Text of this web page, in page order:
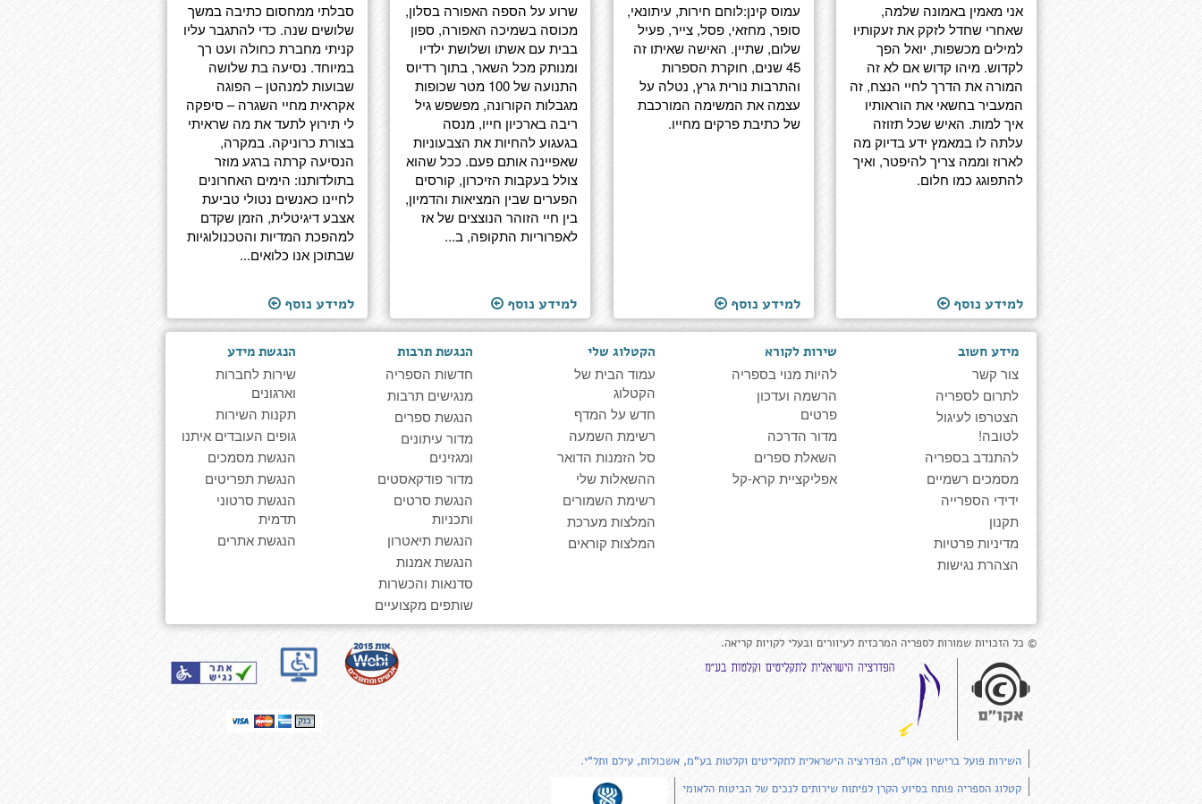
אני מאמין באמונה שלמה,
שאחרי שחדל לזקק את זעקותיו
למילים מכשפות, יואל הפך
לקדוש. מיהו קדוש אם לא זה
המורה את הדרך לחיי הנצח, זה
המעביר בחשאי את הוראותיו
איך למות. האיש שכל תזוזה
עלתה לו במאמץ ידע בדיוק מה
לארוז וממה צריך להיפטר, ואיך
להתפוגג כמו חלום.
למידע נוסף
עמוס קינן:לוחם חירות, עיתונאי,
סופר, מחזאי, פסל, צייר, פעיל
שלום, שתיין. האישה שאיתו זה
45 שנים, חוקרת הספרות
והתרבות נורית גרץ, נטלה על
עצמה את המשימה המורכבת
של כתיבת פרקים מחייו.
למידע נוסף
שרוע על הספה האפורה בסלון,
מכוסה בשמיכה האפורה, ספון
בבית עם אשתו ושלושת ילדיו
ומנותק מכל השאר, בתוך רדיוס
התנועה של 100 מטר שכופות
מגבלות הקורונה, מפשפש גיל
ריבה בארכיון חייו, מנסה
בגעגוע להחיות את הצבעוניות
שאפיינה אותם פעם. ככל שהוא
צולל בעקבות הזיכרון, קורסים
הפערים שבין המציאות והדמיון,
בין חיי הזוהר הנוצצים של אז
לאפרוריות התקופה, ב...
למידע נוסף
סבלתי ממחסום כתיבה במשך
שלושים שנה. כדי להתגבר עליו
קניתי מחברת כחולה ועט רך
במיוחד. נסיעה בת שלושה
שבועות למנהטן – הפוגה
אקראית מחיי השגרה – סיפקה
לי תירוץ לתעד את מה שראיתי
בצורת כרוניקה. במקרה,
הנסיעה קרתה ברגע מוזר
בתולדותנו: הימים האחרונים
לחיינו כאנשים נטולי טביעת
אצבע דיגיטלית, הזמן שקדם
למהפכת המדיות והטכנולוגיות
שבתוכן אנו כלואים...
למידע נוסף
מידע חשוב
צור קשר
לתרום לספריה
הצטרפו לעיגול
לטובה!
להתנדב בספריה
מסמכים רשמיים
ידידי הספרייה
תקנון
מדיניות פרטיות
הצהרת נגישות
שירות לקורא
להיות מנוי בספריה
הרשמה ועדכון
פרטים
מדור הדרכה
השאלת ספרים
אפליקציית קרא-קל
הקטלוג שלי
עמוד הבית של
הקטלוג
חדש על המדף
רשימת השמעה
סל הזמנות הדואר
ההשאלות שלי
רשימת השמורים
המלצות מערכת
המלצות קוראים
הנגשת תרבות
חדשות הספריה
מנגישים תרבות
הנגשת ספרים
מדור עיתונים
ומגזינים
מדור פודקאסטים
הנגשת סרטים
ותכניות
הנגשת תיאטרון
הנגשת אמנות
סדנאות והכשרות
שותפים מקצועיים
הנגשת מידע
שירות לחברות
וארגונים
תקנות השירות
גופים העובדים איתנו
הנגשת מסמכים
הנגשת תפריטים
הנגשת סרטוני
תדמית
הנגשת אתרים
© כל הזכויות שמורות לספריה המרכזית לעיוורים ובעלי לקויות קריאה.
השירות פועל ברישיון אקו"ם, הפדרציה הישראלית לתקליטים וקלטות בע"מ, אשכולות, עילם ותל"י.
קטלוג הספריה פותח בסיוע הקרן לפיתוח שירותים לנכים של הביטוח הלאומי